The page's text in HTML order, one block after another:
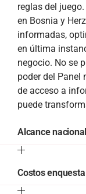
reglas del
en Bosnia y
informadas,
en última
negocio. No se
poder del Panel
de acceso a
puede
Alcance nacional
Costos enquesta